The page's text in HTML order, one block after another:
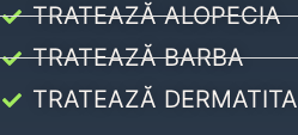
TRATEAZĂ ALOPECIA
TRATEAZĂ BARBA
TRATEAZĂ DERMATITA